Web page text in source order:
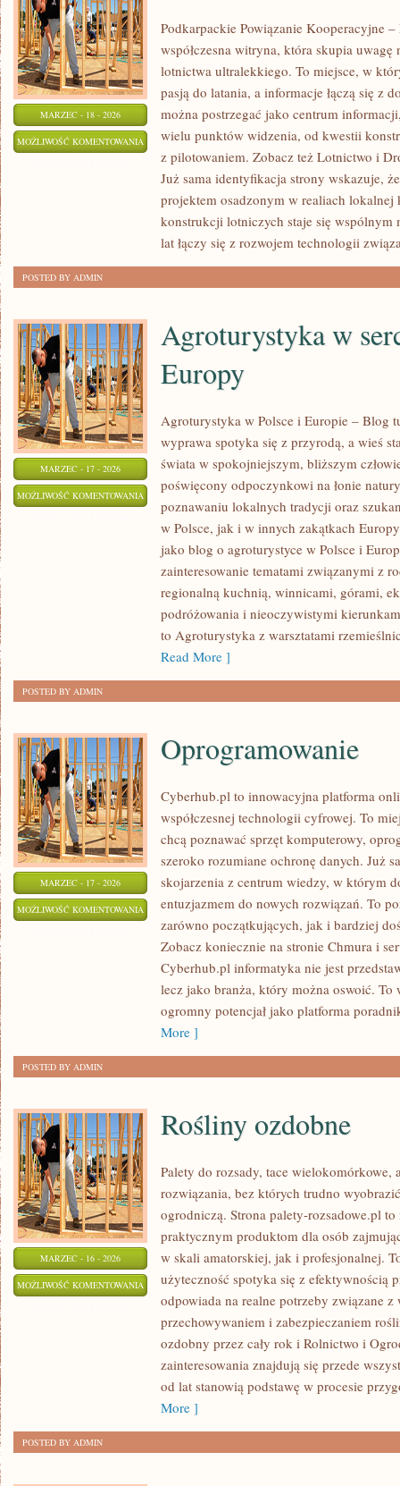
MARZEC - 18 - 2026
MOŻLIWOŚĆ KOMENTOWANIA KARIERA
LOTNICTWIE
Podkarpackie Powiązanie Kooperacyjne
współczesna witryna, która skupia
lotnictwa ultralekkiego. To miejsce, w
pasją do latania, a informacje łączą się z
można postrzegać jako centrum
wielu punktów widzenia, od kwestii
z pilotowaniem. Zobacz też Lotnictwo i
Już sama identyfikacja strony wskazuje,
projektem osadzonym w realiach
konstrukcji lotniczych staje się wspólnym
lat łączy się z rozwojem technologii
POSTED BY ADMIN
MARZEC - 17 - 2026
MOŻLIWOŚĆ KOMENTOWANIA AGROTURYSTYKA
WINNIC
Agroturystyka w
Europy
Agroturystyka w Polsce i Europie – Blog
wyprawa spotyka się z przyrodą, a wieś
świata w spokojniejszym, bliższym
poświęcony odpoczynkowi na łonie
poznawaniu lokalnych tradycji oraz
w Polsce, jak i w innych zakątkach
jako blog o agroturystyce w Polsce i
zainteresowanie tematami związanymi z
regionalną kuchnią, winnicami, górami,
podróżowania i nieoczywistymi
to Agroturystyka z warsztatami
Read More ]
POSTED BY ADMIN
MARZEC - 17 - 2026
MOŻLIWOŚĆ KOMENTOWANIA OPROGRAMOWANIE
Oprogramowanie
Cyberhub.pl to innowacyjna platforma
współczesnej technologii cyfrowej. To
chcą poznawać sprzęt komputerowy,
szeroko rozumiane ochronę danych. Już
skojarzenia z centrum wiedzy, w którym
entuzjazmem do nowych rozwiązań. To
zarówno początkujących, jak i bardziej
Zobacz koniecznie na stronie Chmura i
Cyberhub.pl informatyka nie jest
lecz jako branża, który można oswoić. To
ogromny potencjał jako platforma
More ]
POSTED BY ADMIN
MARZEC - 16 - 2026
MOŻLIWOŚĆ KOMENTOWANIA ROŚLINY
OZDOBNE
Rośliny ozdobne
Palety do rozsady, tace wielokomórkowe,
rozwiązania, bez których trudno
ogrodniczą. Strona palety-rozsadowe.pl
praktycznym produktom dla osób
w skali amatorskiej, jak i profesjonalnej.
użyteczność spotyka się z efektywnością
odpowiada na realne potrzeby związane
przechowywaniem i zabezpieczaniem
ozdobny przez cały rok i Rolnictwo i
zainteresowania znajdują się przede
od lat stanowią podstawę w procesie
More ]
POSTED BY ADMIN